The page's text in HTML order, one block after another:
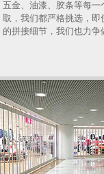
五金、油漆、胶条等每一
取，我们都严格挑选，即
的拼接细节，我们也力争